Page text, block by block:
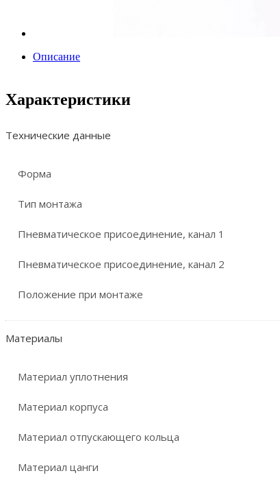
Описание
Характеристики
Технические данные
Форма
Тип монтажа
Пневматическое присоединение, канал 1
Пневматическое присоединение, канал 2
Положение при монтаже
Материалы
Материал уплотнения
Материал корпуса
Материал отпускающего кольца
Материал цанги